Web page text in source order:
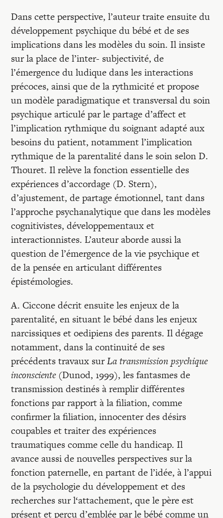
Dans cette perspective, l’auteur traite ensuite du
développement psychique du bébé et de ses
implications dans les modèles du soin. Il insiste
sur la place de l’inter- subjectivité, de
l’émergence du ludique dans les interactions
précoces, ainsi que de la rythmicité et propose
un modèle paradigmatique et transversal du soin
psychique articulé par le partage d’affect et
l’implication rythmique du soignant adapté aux
besoins du patient, notamment l’implication
rythmique de la parentalité dans le soin selon D.
Thouret. Il relève la fonction essentielle des
expériences d’accordage (D. Stern),
d’ajustement, de partage émotionnel, tant dans
l’approche psychanalytique que dans les modèles
cognitivistes, développementaux et
interactionnistes. L’auteur aborde aussi la
question de l’émergence de la vie psychique et
de la pensée en articulant différentes
épistémologies.
A. Ciccone décrit ensuite les enjeux de la
parentalité, en situant le bébé dans les enjeux
narcissiques et oedipiens des parents. Il dégage
notamment, dans la continuité de ses
précédents travaux surLa transmission psychique
inconsciente (Dunod, 1999), les fantasmes de
transmission destinés à remplir différentes
fonctions par rapport à la filiation, comme
confirmer la filiation, innocenter des désirs
coupables et traiter des expériences
traumatiques comme celle du handicap. Il
avance aussi de nouvelles perspectives sur la
fonction paternelle, en partant de l’idée, à l’appui
de la psychologie du développement et des
recherches sur l‘attachement, que le père est
présent et perçu d’emblée par le bébé comme un